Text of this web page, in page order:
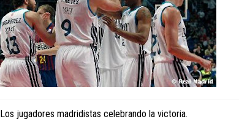
Los jugadores madridistas celebrando la victoria.